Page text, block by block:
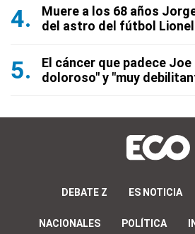
Muere a los 68 años
del astro del fútbol
El cáncer que padece Joe
doloroso" y "muy
DEBATE Z ES NOTICIA
NACIONALES POLÍTICA